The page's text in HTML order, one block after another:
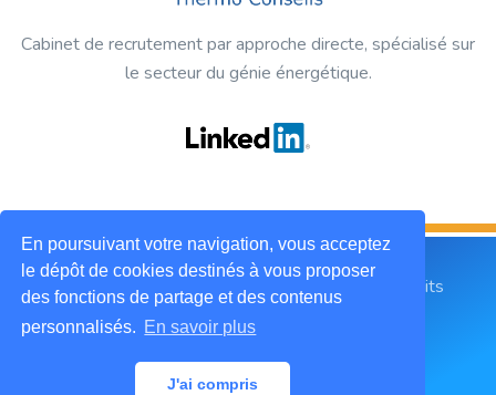
En poursuivant votre navigation, vous acceptez
le dépôt de cookies destinés à vous proposer
des fonctions de partage et des contenus
personnalisés. En savoir plus
J'ai compris
Cabinet de recrutement par approche directe, spécialisé sur
le secteur du génie énergétique.
2019 © ANTHROPY Thermo Conseils. Tous droits
réservés.
Mentions légales CGU